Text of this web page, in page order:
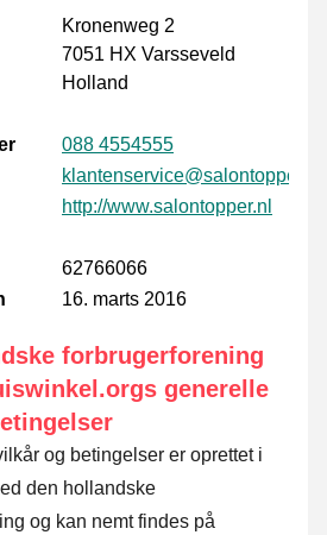
Kronenweg 2
7051 HX Varsseveld
Holland
088 4554555
klantenservice@salontopper.nl
http://www.salontopper.nl
62766066
16. marts 2016
forbrugerforening
generelle
og betingelser er oprettet i
den hollandske
og kan nemt findes på